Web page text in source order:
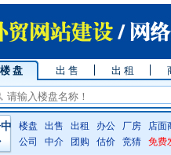
楼 盘 出 售 出 租
楼盘 出售 出租 办公 厂房
店面
公司
中介 团购 估价 竞猜 免费